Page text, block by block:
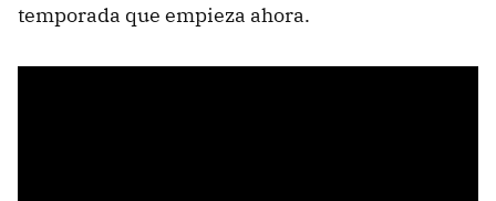
temporada que empieza ahora.